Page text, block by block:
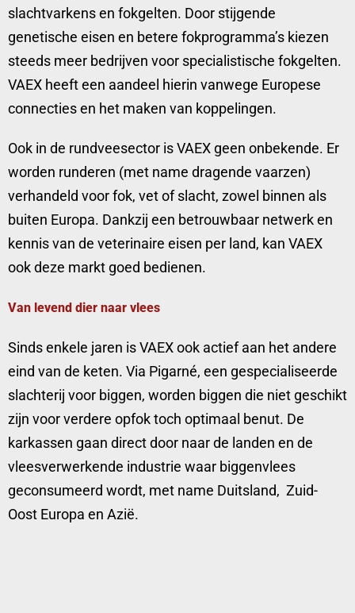
slachtvarkens en fokgelten. Door stijgende
genetische eisen en betere fokprogramma’s kiezen
steeds meer bedrijven voor specialistische fokgelten.
VAEX heeft een aandeel hierin vanwege Europese
connecties en het maken van koppelingen.
Ook in de rundveesector is VAEX geen onbekende. Er
worden runderen (met name dragende vaarzen)
verhandeld voor fok, vet of slacht, zowel binnen als
buiten Europa. Dankzij een betrouwbaar netwerk en
kennis van de veterinaire eisen per land, kan VAEX
ook deze markt goed bedienen.
Van levend dier naar vlees
Sinds enkele jaren is VAEX ook actief aan het andere
eind van de keten. Via Pigarné, een gespecialiseerde
slachterij voor biggen, worden biggen die niet geschikt
zijn voor verdere opfok toch optimaal benut. De
karkassen gaan direct door naar de landen en de
vleesverwerkende industrie waar biggenvlees
geconsumeerd wordt, met name Duitsland, Zuid-
Oost Europa en Azië.